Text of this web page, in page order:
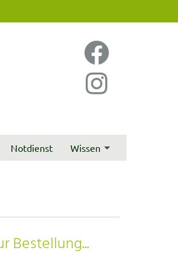
Notdienst Wissen
Bestellung...